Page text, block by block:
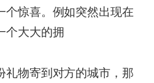
个惊喜。例如突然出现在
个大大的拥
礼物寄到对方的城市，那